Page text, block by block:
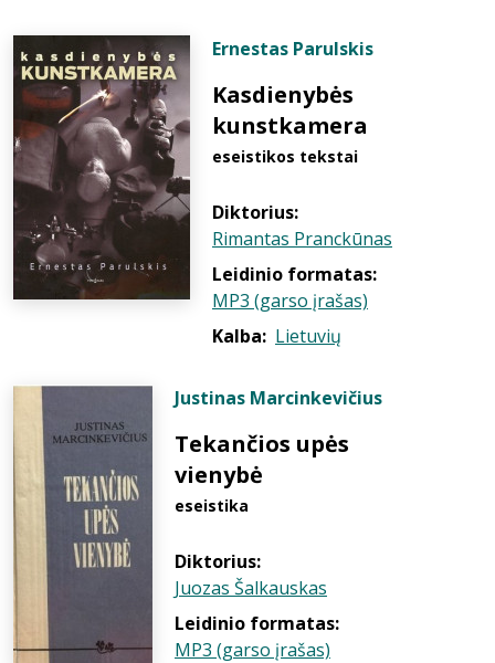
Ernestas Parulskis
Kasdienybės
kunstkamera
eseistikos tekstai
Diktorius:
Rimantas Pranckūnas
Leidinio formatas:
MP3 (garso įrašas)
Kalba: Lietuvių
Justinas Marcinkevičius
Tekančios upės
vienybė
eseistika
Diktorius:
Juozas Šalkauskas
Leidinio formatas:
MP3 (garso įrašas)